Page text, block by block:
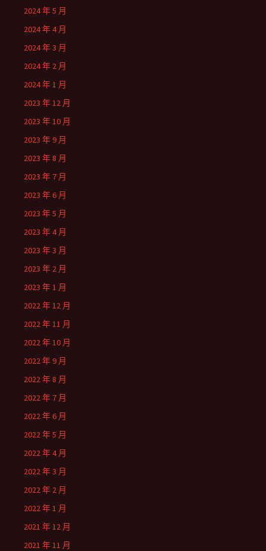
2024 年 5 月
2024 年 4 月
2024 年 3 月
2024 年 2 月
2024 年 1 月
2023 年 12 月
2023 年 10 月
2023 年 9 月
2023 年 8 月
2023 年 7 月
2023 年 6 月
2023 年 5 月
2023 年 4 月
2023 年 3 月
2023 年 2 月
2023 年 1 月
2022 年 12 月
2022 年 11 月
2022 年 10 月
2022 年 9 月
2022 年 8 月
2022 年 7 月
2022 年 6 月
2022 年 5 月
2022 年 4 月
2022 年 3 月
2022 年 2 月
2022 年 1 月
2021 年 12 月
2021 年 11 月